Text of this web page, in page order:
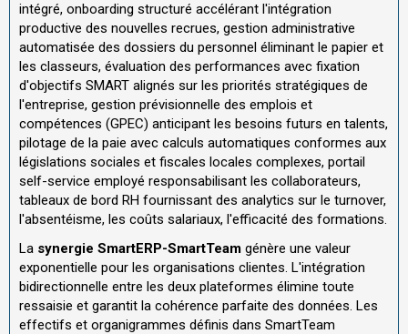
intégré, onboarding structuré accélérant l'intégration
productive des nouvelles recrues, gestion administrative
automatisée des dossiers du personnel éliminant le papier et
les classeurs, évaluation des performances avec fixation
d'objectifs SMART alignés sur les priorités stratégiques de
l'entreprise, gestion prévisionnelle des emplois et
compétences (GPEC) anticipant les besoins futurs en talents,
pilotage de la paie avec calculs automatiques conformes aux
législations sociales et fiscales locales complexes, portail
self-service employé responsabilisant les collaborateurs,
tableaux de bord RH fournissant des analytics sur le turnover,
l'absentéisme, les coûts salariaux, l'efficacité des formations.
La synergie SmartERP-SmartTeam génère une valeur
exponentielle pour les organisations clientes. L'intégration
bidirectionnelle entre les deux plateformes élimine toute
ressaisie et garantit la cohérence parfaite des données. Les
effectifs et organigrammes définis dans SmartTeam